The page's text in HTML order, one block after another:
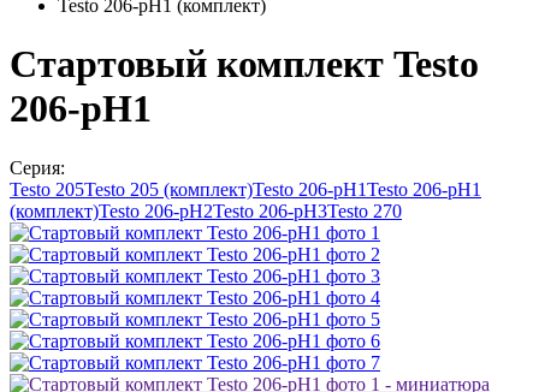
Testo 206-pH1 (комплект)
Стартовый комплект Testo
206-pH1
Серия:
Testo 205Testo 205 (комплект)Testo 206-pH1Testo 206-pH1
(комплект)Testo 206-pH2Testo 206-pH3Testo 270